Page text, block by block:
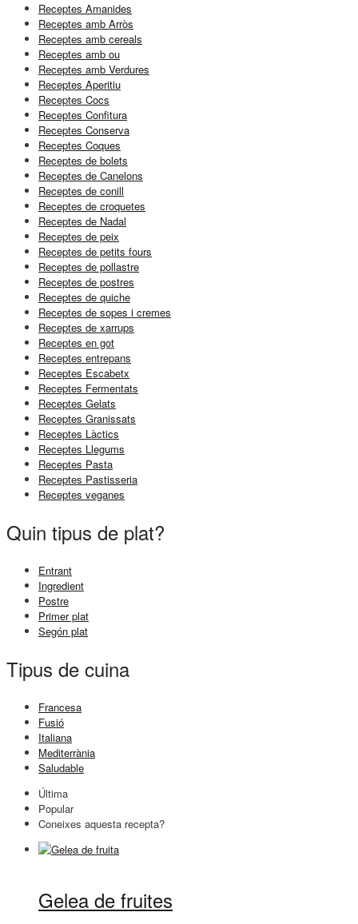
Receptes Amanides
Receptes amb Arròs
Receptes amb cereals
Receptes amb ou
Receptes amb Verdures
Receptes Aperitiu
Receptes Cocs
Receptes Confitura
Receptes Conserva
Receptes Coques
Receptes de bolets
Receptes de Canelons
Receptes de conill
Receptes de croquetes
Receptes de Nadal
Receptes de peix
Receptes de petits fours
Receptes de pollastre
Receptes de postres
Receptes de quiche
Receptes de sopes i cremes
Receptes de xarrups
Receptes en got
Receptes entrepans
Receptes Escabetx
Receptes Fermentats
Receptes Gelats
Receptes Granissats
Receptes Làctics
Receptes Llegums
Receptes Pasta
Receptes Pastisseria
Receptes veganes
Quin tipus de plat?
Entrant
Ingredient
Postre
Primer plat
Segón plat
Tipus de cuina
Francesa
Fusió
Italiana
Mediterrània
Saludable
Última
Popular
Coneixes aquesta recepta?
Gelea de fruites